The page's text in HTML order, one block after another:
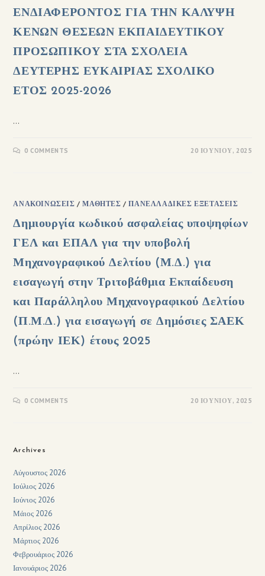
ΕΝΔΙΑΦΕΡΟΝΤΟΣ ΓΙΑ ΤΗΝ ΚΑΛΥΨΗ
ΚΕΝΩΝ ΘΕΣΕΩΝ ΕΚΠΑΙΔΕΥΤΙΚΟΥ
ΠΡΟΣΩΠΙΚΟΥ ΣΤΑ ΣΧΟΛΕΙΑ
ΔΕΥΤΕΡΗΣ ΕΥΚΑΙΡΙΑΣ ΣΧΟΛΙΚΟ
ΕΤΟΣ 2025-2026
…
0 COMMENTS 20 ΙΟΥΝΊΟΥ, 2025
ΑΝΑΚΟΙΝΏΣΕΙΣ /ΜΑΘΗΤΈΣ /ΠΑΝΕΛΛΑΔΙΚΈΣ ΕΞΕΤΆΣΕΙΣ
Δημιουργία κωδικού ασφαλείας υποψηφίων
ΓΕΛ και ΕΠΑΛ για την υποβολή
Μηχανογραφικού Δελτίου (Μ.Δ.) για
εισαγωγή στην Τριτοβάθμια Εκπαίδευση
και Παράλληλου Μηχανογραφικού Δελτίου
(Π.Μ.Δ.) για εισαγωγή σε Δημόσιες ΣΑΕΚ
(πρώην ΙΕΚ) έτους 2025
…
0 COMMENTS 20 ΙΟΥΝΊΟΥ, 2025
Archives
Αύγουστος 2026
Ιούλιος 2026
Ιούνιος 2026
Μάιος 2026
Απρίλιος 2026
Μάρτιος 2026
Φεβρουάριος 2026
Ιανουάριος 2026